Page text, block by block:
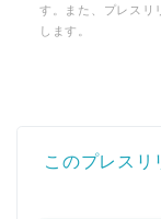
す。また、プレスリ
します。
このプレスリ